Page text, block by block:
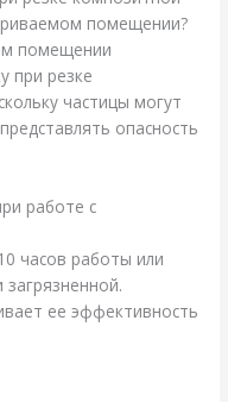
помещении?
помещении
при резке
частицы могут
опасность
работе с
часов работы или
ее эффективность